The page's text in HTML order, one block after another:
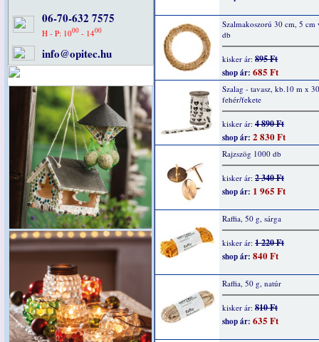
06-70-632 7575
H - P: 1000- 1400
info@opitec.hu
Szalmakoszorú 30 cm, 5 cm
db
kisker ár: 895 Ft
shop ár: 685 Ft
Szalag - tavasz, kb.10 m x
fehér/fekete
kisker ár: 4 890 Ft
shop ár: 2 830 Ft
Rajzszög 1000 db
kisker ár: 2 340 Ft
shop ár: 1 965 Ft
Raffia, 50 g, sárga
kisker ár: 1 220 Ft
shop ár: 840 Ft
Raffia, 50 g, natúr
kisker ár: 810 Ft
shop ár: 635 Ft